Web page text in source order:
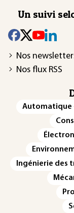
Un suivi
Nos
Nos flux RSS
Automatique
Ingénierie des